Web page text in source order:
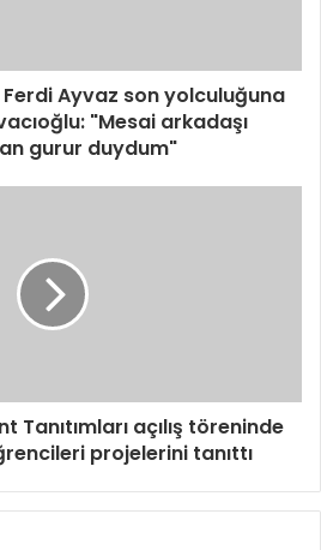
Ayvaz son yolculuğuna
"Mesai arkadaşı
gurur duydum"
Tanıtımları açılış töreninde
projelerini tanıttı